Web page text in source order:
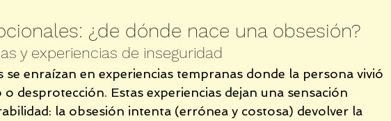
¿de dónde nace una obsesión?
y experiencias de inseguridad
se enraízan en experiencias tempranas donde la persona vivió
desprotección. Estas experiencias dejan una sensación
la obsesión intenta (errónea y costosa) devolver la